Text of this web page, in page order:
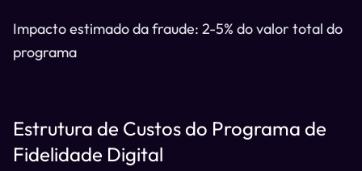
Impacto estimado da fraude: 2-5% do valor total do
programa
Estrutura de Custos do Programa de
Fidelidade Digital